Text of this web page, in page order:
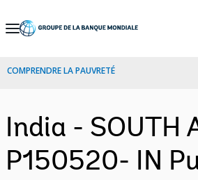
Skip
Navigation
COMPRENDRE LA PAUVRETÉ
India - SOUTH
P150520- IN